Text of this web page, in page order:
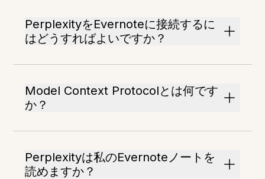
PerplexityをEvernoteに接続するに
はどうすればよいですか？
Model Context Protocolとは何です
か？
Perplexityは私のEvernoteノートを
読めますか？